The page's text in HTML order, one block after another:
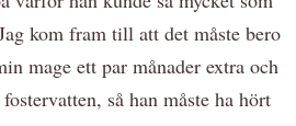
kom fram till att det måste bero
mage ett par månader extra och
så han måste ha hört